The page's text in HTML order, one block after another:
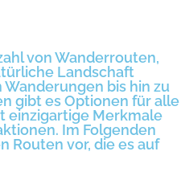
von Wanderrouten,
Landschaft
bis hin zu
gibt es Optionen für alle
einzigartige Merkmale
Im Folgenden
Routen vor, die es auf